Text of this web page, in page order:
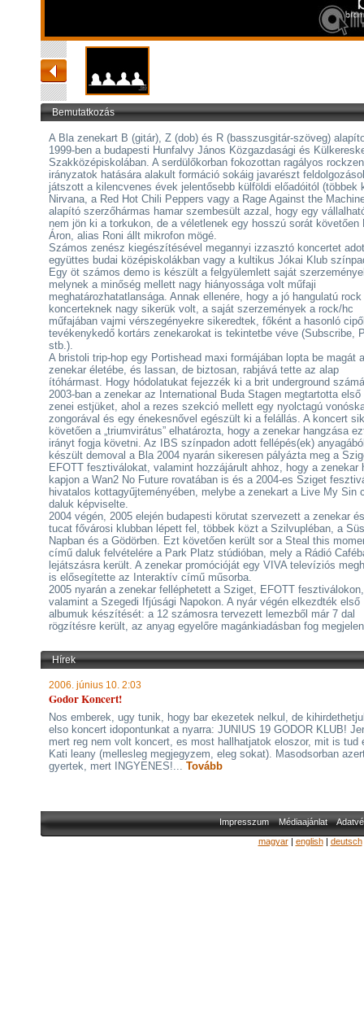
Bemutatkozás
A Bla zenekart B (gitár), Z (dob) és R (basszusgitár-szöveg)
1999-ben a budapesti Hunfalvy János Közgazdasági és
Szakközépiskolában. A serdülőkorban fokozottan ragályos
irányzatok hatására alakult formáció sokáig javarészt
játszott a kilencvenes évek jelentősebb külföldi előadóitól (többek
Nirvana, a Red Hot Chili Peppers vagy a Rage Against the
alapító szerzőhármas hamar szembesült azzal, hogy egy
nem jön ki a torkukon, de a véletlenek egy hosszú sorát követően
Áron, alias Roni állt mikrofon mögé.
Számos zenész kiegészítésével megannyi izzasztó koncertet
együttes budai középiskolákban vagy a kultikus Jókai Klub
Egy öt számos demo is készült a felgyülemlett saját
melynek a minőség mellett nagy hiányossága volt műfaji
meghatározhatatlansága. Annak ellenére, hogy a jó hangulatú rock
koncerteknek nagy sikerük volt, a saját szerzemények a rock/hc
műfajában vajmi vérszegényekre sikeredtek, főként a hasonló
tevékenykedő kortárs zenekarokat is tekintetbe véve (Subscribe,
stb.).
A bristoli trip-hop egy Portishead maxi formájában lopta be magát a
zenekar életébe, és lassan, de biztosan, rabjává tette az alap
ítóhármast. Hogy hódolatukat fejezzék ki a brit underground
2003-ban a zenekar az International Buda Stagen megtartotta első
zenei estjüket, ahol a rezes szekció mellett egy nyolctagú
zongorával és egy énekesnővel egészült ki a felállás. A koncert
követően a „triumvirátus” elhatározta, hogy a zenekar hangzása
irányt fogja követni. Az IBS színpadon adott fellépés(ek)
készült demoval a Bla 2004 nyarán sikeresen pályázta meg a
EFOTT fesztiválokat, valamint hozzájárult ahhoz, hogy a zenekar
kapjon a Wan2 No Future rovatában is és a 2004-es Sziget
hivatalos kottagyűjteményében, melybe a zenekart a Live My Sin
daluk képviselte.
2004 végén, 2005 elején budapesti körutat szervezett a zenekar
tucat fővárosi klubban lépett fel, többek közt a Szilvupléban, a
Napban és a Gödörben. Ezt követően került sor a Steal this
című daluk felvételére a Park Platz stúdióban, mely a Rádió
lejátszásra került. A zenekar promócióját egy VIVA televíziós
is elősegítette az Interaktív című műsorba.
2005 nyarán a zenekar felléphetett a Sziget, EFOTT fesztiválokon,
valamint a Szegedi Ifjúsági Napokon. A nyár végén elkezdték első
albumuk készítését: a 12 számosra tervezett lemezből már 7 dal
rögzítésre került, az anyag egyelőre magánkiadásban fog
Hírek
2006. június 10. 2:03
Godor Koncert!
Nos emberek, ugy tunik, hogy bar ekezetek nelkul, de
elso koncert idopontunkat a nyarra: JUNIUS 19 GODOR KLUB!
mert reg nem volt koncert, es most hallhatjatok eloszor, mit is tud
Kati leany (mellesleg megjegyzem, eleg sokat). Masodsorban
gyertek, mert INGYENES!... Tovább
Impresszum Médiaajánlat
magyar| english| deutsch